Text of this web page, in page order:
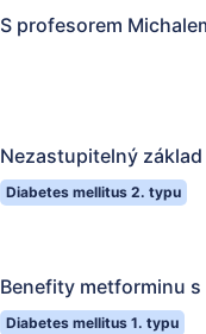
S profesorem
Nezastupitelný
Diabetes mellitus 2. typu
Benefity metforminu
Diabetes mellitus 1. typu